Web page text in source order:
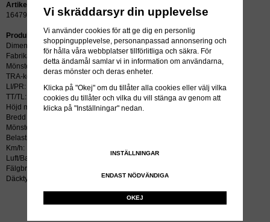
Artikelnummer:
16479
Produktbeskrivning:
Dimension: 29.5R25
Fabrikat: HILO
Mönster: BDTS
TRA-kod: E4/L4
LI/PR: 216A2/200B **
TT/TL: TL (slang krävs ej)
Höjd mm: 1921
Bredd mm: 750
Mönsterdjup mm: 57
Belastning kg: /14000
Km/h: 10/50
Luft/Bar: /5.25
Fälgbredd tum: 25.00x25
Däcktyp: radial
Vi skräddarsyr din upplevelse
Vi använder cookies för att ge dig en personlig
shoppingupplevelse, personanpassad annonsering och
för hålla våra webbplatser tillförlitliga och säkra. För
detta ändamål samlar vi in information om användarna,
deras mönster och deras enheter.
Klicka på "Okej" om du tillåter alla cookies eller välj vilka
cookies du tillåter och vilka du vill stänga av genom att
klicka på "Inställningar" nedan.
INSTÄLLNINGAR
ENDAST NÖDVÄNDIGA
OKEJ